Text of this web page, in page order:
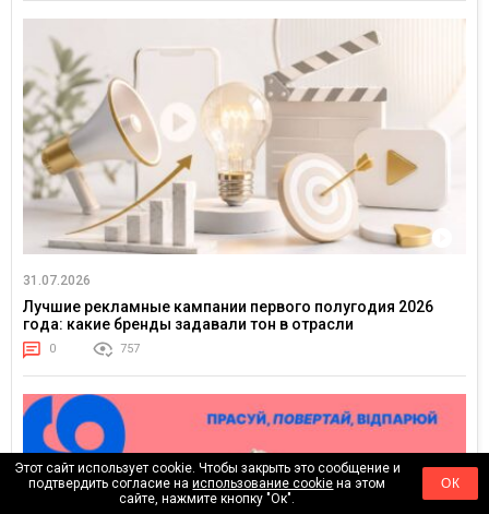
31.07.2026
Лучшие рекламные кампании первого полугодия 2026
года: какие бренды задавали тон в отрасли
0 757
Этот сайт использует cookie. Чтобы закрыть это сообщение и
подтвердить согласие наиспользование cookie на этом
сайте, нажмите кнопку "Ок".
ОК